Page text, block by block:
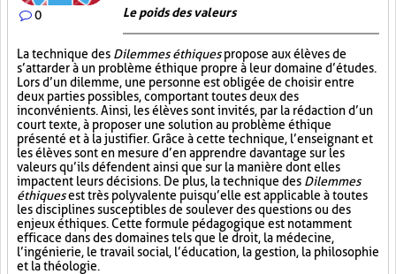
0 Le poids des valeurs
La technique des Dilemmes éthiquespropose aux élèves de
s’attarder à un problème éthique propre à leur domaine d’études.
Lors d’un dilemme, une personne est obligée de choisir entre
deux parties possibles, comportant toutes deux des
inconvénients. Ainsi, les élèves sont invités, par la rédaction d’un
court texte, à proposer une solution au problème éthique
présenté et à la justifier. Grâce à cette technique, l’enseignant et
les élèves sont en mesure d’en apprendre davantage sur les
valeurs qu’ils défendent ainsi que sur la manière dont elles
impactent leurs décisions. De plus, la technique des Dilemmes
éthiquesest très polyvalente puisqu’elle est applicable à toutes
les disciplines susceptibles de soulever des questions ou des
enjeux éthiques. Cette formule pédagogique est notamment
efficace dans des domaines tels que le droit, la médecine,
l’ingénierie, le travail social, l’éducation, la gestion, la philosophie
et la théologie.